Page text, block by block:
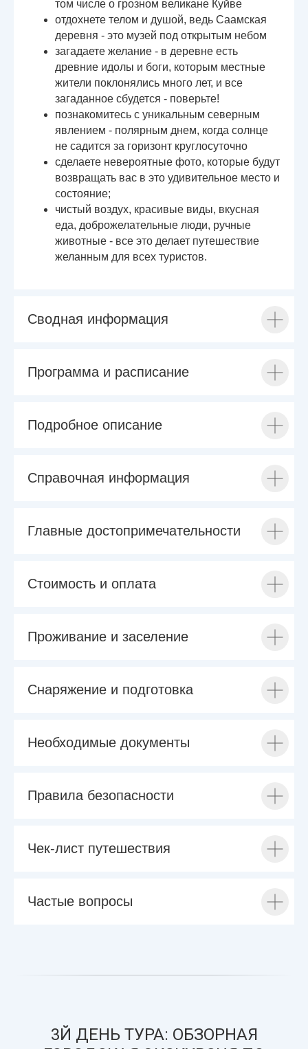
том числе о грозном великане Куйве
отдохнете телом и душой, ведь Саамская
деревня - это музей под открытым небом
загадаете желание - в деревне есть
древние идолы и боги, которым местные
жители поклонялись много лет, и все
загаданное сбудется - поверьте!
познакомитесь с уникальным северным
явлением - полярным днем, когда солнце
не садится за горизонт круглосуточно
сделаете невероятные фото, которые будут
возвращать вас в это удивительное место и
состояние;
чистый воздух, красивые виды, вкусная
еда, доброжелательные люди, ручные
животные - все это делает путешествие
желанным для всех туристов.
Сводная информация
Программа и расписание
Подробное описание
Справочная информация
Главные достопримечательности
Стоимость и оплата
Проживание и заселение
Снаряжение и подготовка
Необходимые документы
Правила безопасности
Чек-лист путешествия
Частые вопросы
3Й ДЕНЬ ТУРА: ОБЗОРНАЯ